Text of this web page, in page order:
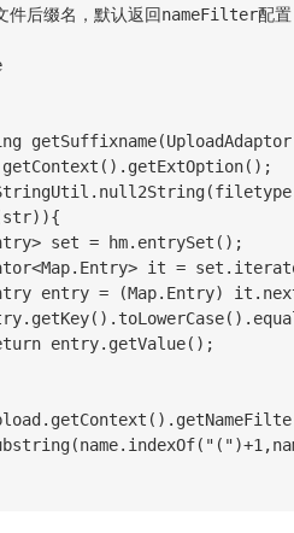
件后缀名，默认返回nameFilter配置
set = hm.entrySet();
it =
entry = (Map.Entry)
entry.getValue();